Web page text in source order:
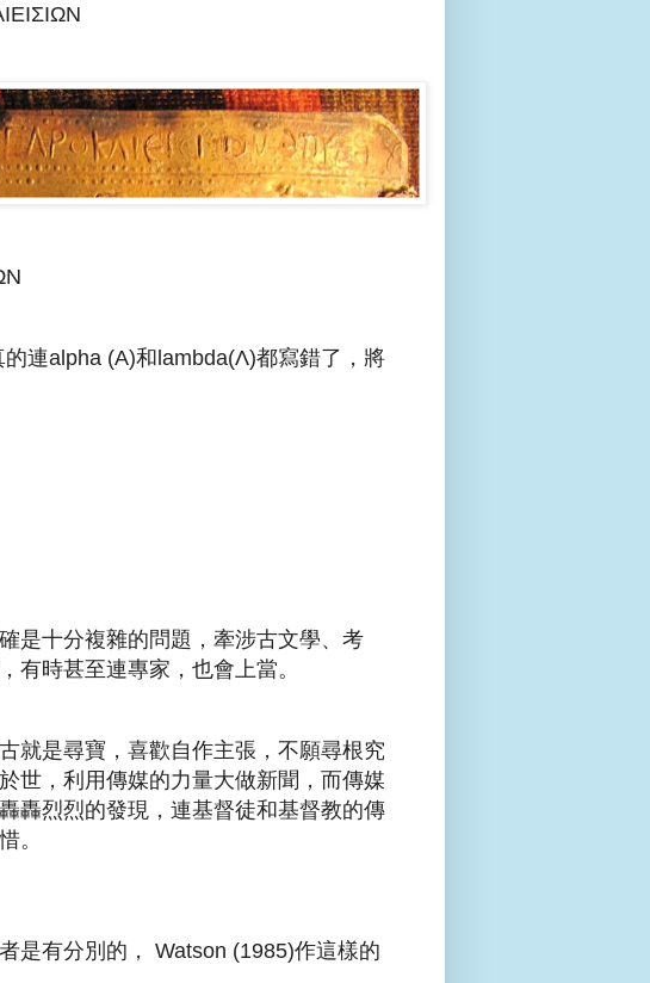
連alpha (A)和lambda(Λ)都寫錯了，將
是十分複雜的問題，牽涉古文學、考
有時甚至連專家，也會上當。
就是尋寶，喜歡自作主張，不願尋根究
世，利用傳媒的力量大做新聞，而傳媒
轟烈烈的發現，連基督徒和基督教的傳
。
是有分別的， Watson (1985)作這樣的